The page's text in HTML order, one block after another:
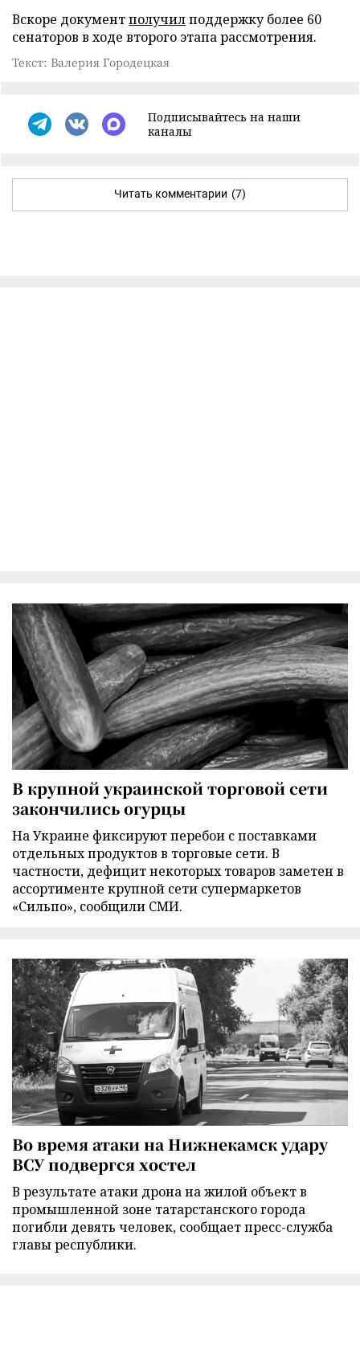
Вскоре документполучилподдержку более 60
сенаторов в ходе второго этапа рассмотрения.
Текст: Валерия Городецкая
Подписывайтесь на наши
каналы
Читать комментарии (7)
В крупной украинской торговой сети
закончились огурцы
На Украине фиксируют перебои с поставками
отдельных продуктов в торговые сети. В
частности, дефицит некоторых товаров заметен в
ассортименте крупной сети супермаркетов
«Сильпо», сообщили СМИ.
Во время атаки на Нижнекамск удару
ВСУ подвергся хостел
В результате атаки дрона на жилой объект в
промышленной зоне татарстанского города
погибли девять человек, сообщает пресс-служба
главы республики.